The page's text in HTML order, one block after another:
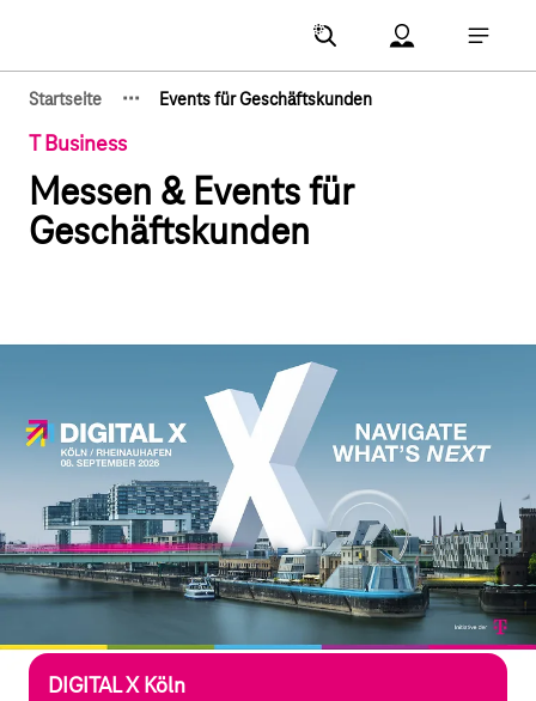
Account Menu
Startseite ··· Events für Geschäftskunden
T Business
Messen & Events für
Geschäftskunden
DIGITAL X Köln